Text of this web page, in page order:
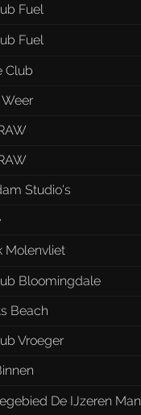
Fuel
Fuel
Club
Studio's
Molenvliet
Bloomingdale
Beach
Vroeger
De IJzeren Man